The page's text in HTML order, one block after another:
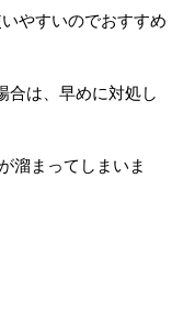
やすいのでおすすめ
合は、早めに対処し
溜まってしまいま